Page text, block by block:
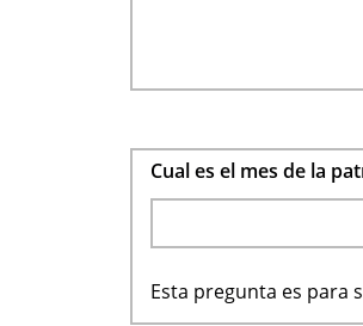
Cual es el mes de la
Esta pregunta es para